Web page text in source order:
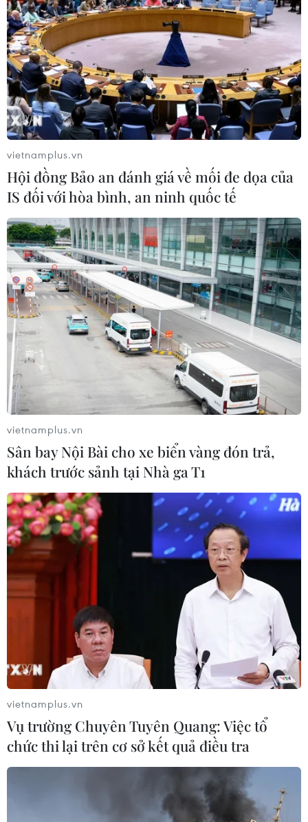
Ba cách đơn giảm hóa khám
bệnh không cần thẻ Bảo hiểm Y tế
12/03/2025 04:13
Người dân khi đi khám chữa bệnh có thể sử dụng Căn
cước công dân thay cho thẻ Bảo hiểm Y tế giấy, hoặc có
thể dụng ứng dựng VNeID hay ứng dụng VssID.
Thẻ bảo hiểm y tế: Cải cách thủ tục, tạo
thuận lợi cho người dân
25/03/2024 10:51
Từ ngày 01/8/2017 đến nay, Bảo hiểm xã hội các tỉnh,
thành phố trên cả nước đã triển khai việc cấp mới, đổi,
cấp lại thẻ bảo hiểm y tế theo mã số bảo hiểm xã hội.
vietnamplus.vn
Hội đồng Bảo an đánh giá về mối đe dọa của
IS đối với hòa bình, an ninh quốc tế
vietnamplus.vn
Sân bay Nội Bài cho xe biển vàng đón trả,
khách trước sảnh tại Nhà ga T1
vietnamplus.vn
Vụ trường Chuyên Tuyên Quang: Việc tổ
chức thi lại trên cơ sở kết quả điều tra